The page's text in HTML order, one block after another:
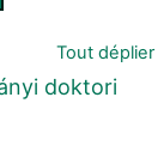
des cours
Tout déplier
doktori